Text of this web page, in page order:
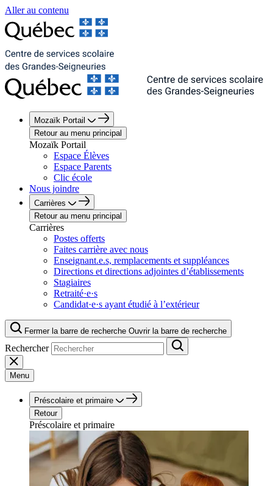
Aller au contenu
Mozaïk Portail
Retour au menu principal
Mozaïk Portail
Espace Élèves
Espace Parents
Clic école
Nous joindre
Carrières
Retour au menu principal
Carrières
Postes offerts
Faites carrière avec nous
Enseignant.e.s, remplacements et suppléances
Directions et directions adjointes d’établissements
Stagiaires
Retraité·e·s
Candidat·e·s ayant étudié à l’extérieur
Fermer la barre de recherche Ouvrir la barre de recherche
Rechercher
Menu
Préscolaire et primaire
Retour
Préscolaire et primaire